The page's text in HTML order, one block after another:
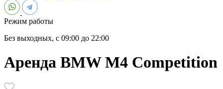
Режим работы
Без выходных, с 09:00 до 22:00
Аренда BMW M4 Competition